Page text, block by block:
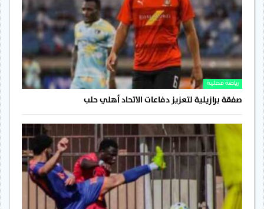
رياضة محلية
صفقة برازيلية لتعزيز دفاعات الاتحاد أهلي حلب